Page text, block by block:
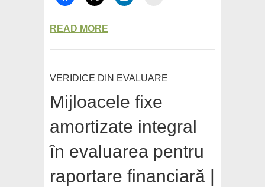
READ MORE
VERIDICE DIN EVALUARE
Mijloacele fixe
amortizate integral
în evaluarea pentru
raportare financiară |